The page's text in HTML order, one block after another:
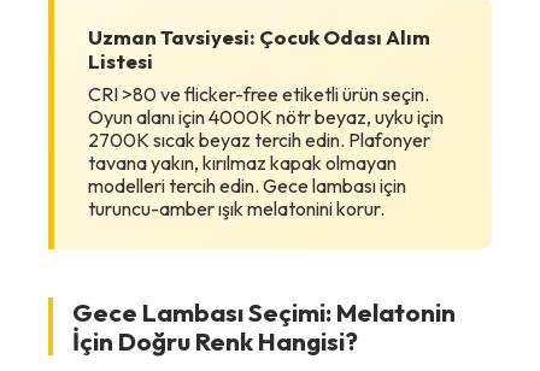
Uzman Tavsiyesi: Çocuk Odası Alım
Listesi
CRI >80 ve flicker-free etiketli ürün seçin.
Oyun alanı için 4000K nötr beyaz, uyku için
2700K sıcak beyaz tercih edin. Plafonyer
tavana yakın, kırılmaz kapak olmayan
modelleri tercih edin. Gece lambası için
turuncu-amber ışık melatonini korur.
Gece Lambası Seçimi: Melatonin
İçin Doğru Renk Hangisi?